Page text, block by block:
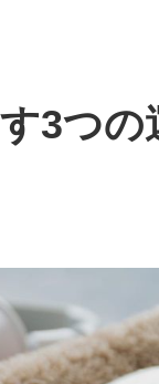
3つの